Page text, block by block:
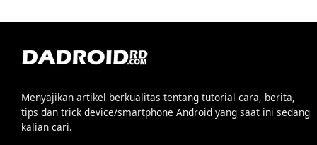
Menyajikan artikel berkualitas tentang tutorial cara, berita,
tips dan trick device/smartphone Android yang saat ini sedang
kalian cari.